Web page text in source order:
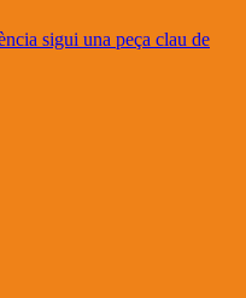
sigui una peça clau de